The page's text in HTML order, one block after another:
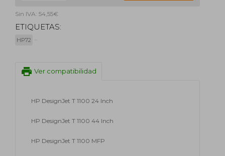
Sin IVA: 54,55€
ETIQUETAS:
HP72
print Ver compatibilidad
HP DesignJet T 1100 24 Inch
HP DesignJet T 1100 44 Inch
HP DesignJet T 1100 MFP